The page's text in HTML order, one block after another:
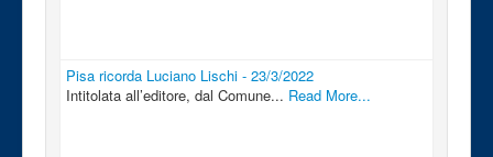
Pisa ricorda Luciano Lischi - 23/3/2022
Intitolata all’editore, dal Comune... Read More...